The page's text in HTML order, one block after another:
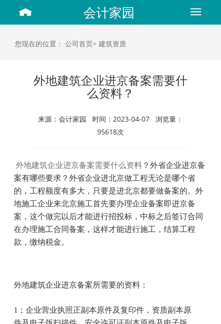
Toggle
会计家园
您现在的位置： 公司首页> 建筑资质
外地建筑企业进京备案需要什
么资料？
来源：会计家园 时间：2023-04-07 浏览量：
95618次
外地建筑企业进京备案需要什么资料 ？外省企业进京备
案有哪些要求？外省企业进北京做工程无论是哪个省
的，工程额度有多大，只要是进北京都要做备案的。 外
地施工企业来北京施工首先要办理企业备案即进京备
案，这个做完以后才能进行招投标，中标之后签订合同
在办理施工合同备案，这样才能进行施工，结算工程
款，缴纳税金。
外地建筑企业进京备案所需要的资料：
1 ；企业营业执照正副本原件及复印件，资质副本原